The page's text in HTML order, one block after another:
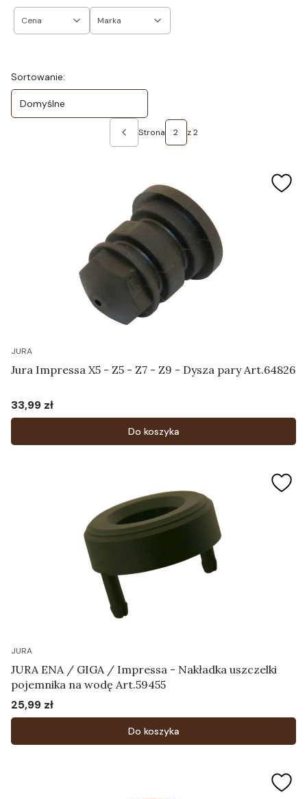
Cena Marka
Lista produktów
Sortowanie:
Domyślne
Poprzednie produkty
Strona z 2
JURA
Jura Impressa X5 - Z5 - Z7 - Z9 - Dysza pary Art.64826
Cena
33,99 zł
Do koszyka
JURA
JURA ENA / GIGA / Impressa - Nakładka uszczelki
pojemnika na wodę Art.59455
Cena
25,99 zł
Do koszyka